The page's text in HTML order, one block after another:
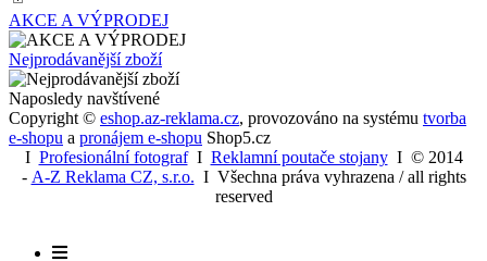
AKCE A VÝPRODEJ
Nejprodávanější zboží
Naposledy navštívené
Copyright © eshop.az-reklama.cz, provozováno na systému tvorba
e-shopu a pronájem e-shopu Shop5.cz
I Profesionální fotografI Reklamní poutače stojanyI © 2014
- A-Z Reklama CZ, s.r.o. I Všechna práva vyhrazena / all rights
reserved